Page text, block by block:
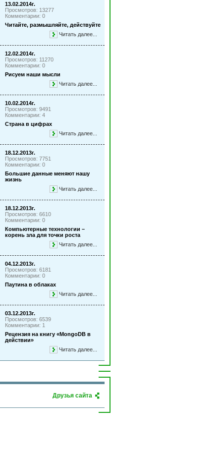
13.02.2014г.
Просмотров: 13277
Комментарии: 0
Читайте, размышляйте, действуйте
Читать далее...
12.02.2014г.
Просмотров: 11270
Комментарии: 0
Рисуем наши мысли
Читать далее...
10.02.2014г.
Просмотров: 9491
Комментарии: 4
Страна в цифрах
Читать далее...
18.12.2013г.
Просмотров: 7751
Комментарии: 0
Большие данные меняют нашу
жизнь
Читать далее...
18.12.2013г.
Просмотров: 6610
Комментарии: 0
Компьютерные технологии –
корень зла для точки роста
Читать далее...
04.12.2013г.
Просмотров: 6181
Комментарии: 0
Паутина в облаках
Читать далее...
03.12.2013г.
Просмотров: 6539
Комментарии: 1
Рецензия на книгу «MongoDB в
действии»
Читать далее...
Друзья сайта